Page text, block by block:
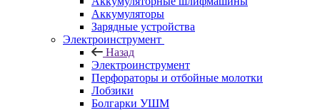
Аккумуляторы
Зарядные устройства
Электроинструмент
Назад
Электроинструмент
Перфораторы и отбойные молотки
Лобзики
Болгарки УШМ